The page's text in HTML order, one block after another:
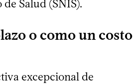
Salud (SNIS).
o como un costo
excepcional de